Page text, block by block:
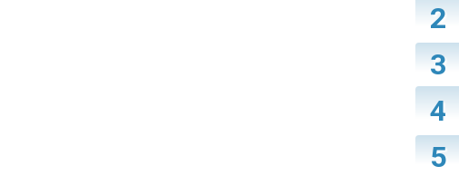
2
3
4
5